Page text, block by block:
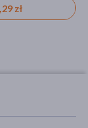
zł